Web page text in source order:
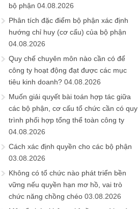
bộ phận 04.08.2026
Phân tích đặc điểm bộ phận xác định
hướng chỉ huy (cơ cấu) của bộ phận
04.08.2026
Quy chế chuyên môn nào cần có để
công ty hoạt động đạt được các mục
tiêu kinh doanh? 04.08.2026
Muốn giải quyết bài toán hợp tác giữa
các bộ phận, cơ cấu tổ chức cần có quy
trình phối hợp tổng thể toàn công ty
04.08.2026
Cách xác định quyền cho các bộ phận
03.08.2026
Không có tổ chức nào phát triển bền
vững nếu quyền hạn mơ hồ, vai trò
chức năng chồng chéo 03.08.2026